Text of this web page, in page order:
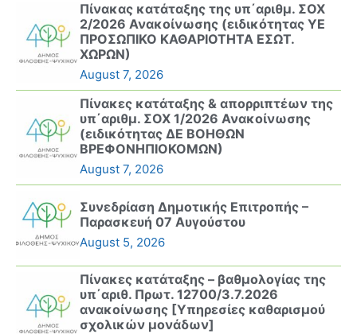
Πίνακας κατάταξης της υπ΄αριθμ. ΣΟΧ
2/2026 Ανακοίνωσης (ειδικότητας ΥΕ
ΠΡΟΣΩΠΙΚΟ ΚΑΘΑΡΙΟΤΗΤΑ ΕΣΩΤ.
ΧΩΡΩΝ)
August 7, 2026
Πίνακες κατάταξης & απορριπτέων της
υπ΄αριθμ. ΣΟΧ 1/2026 Ανακοίνωσης
(ειδικότητας ΔΕ ΒΟΗΘΩΝ
ΒΡΕΦΟΝΗΠΙΟΚΟΜΩΝ)
August 7, 2026
Συνεδρίαση Δημοτικής Επιτροπής –
Παρασκευή 07 Αυγούστου
August 5, 2026
Πίνακες κατάταξης – βαθμολογίας της
υπ΄αριθ. Πρωτ. 12700/3.7.2026
ανακοίνωσης [Υπηρεσίες καθαρισμού
σχολικών μονάδων]